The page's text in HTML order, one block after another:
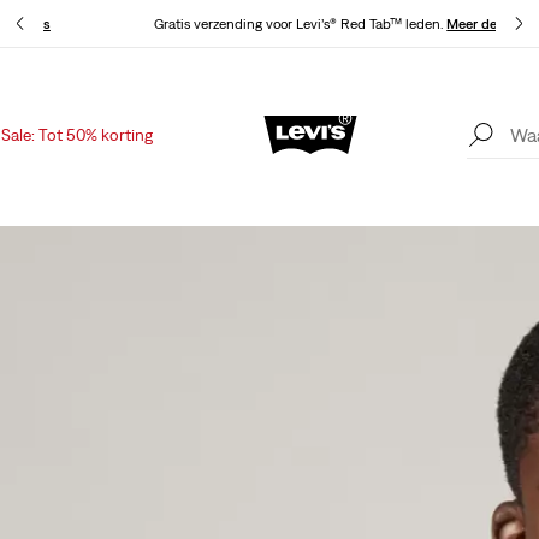
details Gratis verzending voor Levi’s® Red Tab™ leden.Meer details
Sale: Tot 50% korting
Update verzend- en retourbeleidMeer details